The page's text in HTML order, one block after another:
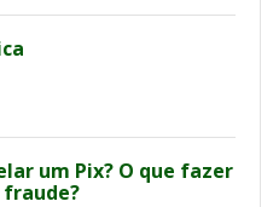
um Pix? O que fazer
fraude?